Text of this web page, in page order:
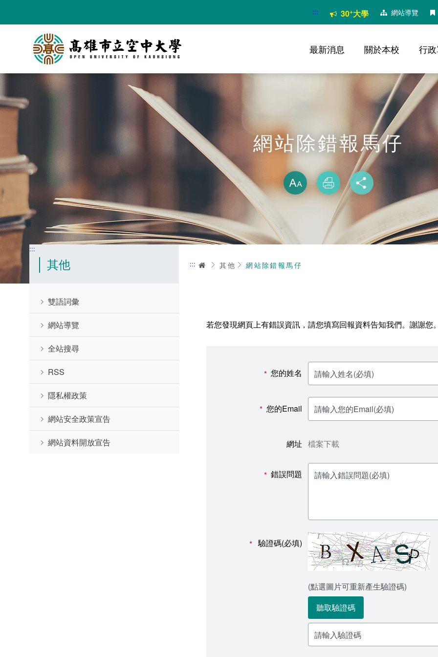
要
::: 30+大學 網站導覽
最新消息 關於本校 行
網站除錯報馬仔
放大
列印
:::
其他
雙語詞彙
網站導覽
全站搜尋
RSS
隱私權政策
網站安全政策宣告
網站資料開放宣告
::: 首頁其他 網站除錯報馬仔
若您發現網頁上有錯誤資訊，請您填寫回報資料告知我們。謝謝您
* 您的姓名
* 您的Email
網址 檔案下載
* 錯誤問題
* 驗證碼(必填)
(點選圖片可重新產生驗證碼)
聽取驗證碼